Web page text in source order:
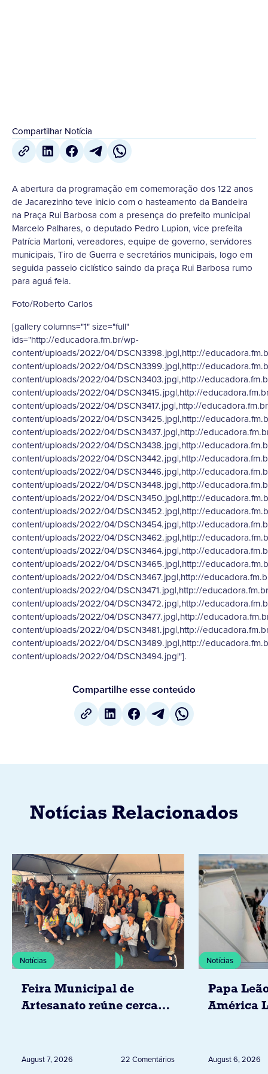
Compartilhar Notícia
A abertura da programação em comemoração dos 122 anos
de Jacarezinho teve inicio com o hasteamento da Bandeira
na Praça Rui Barbosa com a presença do prefeito municipal
Marcelo Palhares, o deputado Pedro Lupion, vice prefeita
Patrícia Martoni, vereadores, equipe de governo, servidores
municipais, Tiro de Guerra e secretários municipais, logo em
seguida passeio ciclístico saindo da praça Rui Barbosa rumo
para aguá feia.
Foto/Roberto Carlos
[gallery columns="1" size="full"
ids="http://educadora.fm.br/wp-
content/uploads/2022/04/DSCN3398.jpg|,http://
content/uploads/2022/04/DSCN3399.jpg|,http://
content/uploads/2022/04/DSCN3403.jpg|,http://
content/uploads/2022/04/DSCN3415.jpg|,http://
content/uploads/2022/04/DSCN3417.jpg|,http://
content/uploads/2022/04/DSCN3425.jpg|,http://
content/uploads/2022/04/DSCN3437.jpg|,http://
content/uploads/2022/04/DSCN3438.jpg|,http://
content/uploads/2022/04/DSCN3442.jpg|,http://
content/uploads/2022/04/DSCN3446.jpg|,http://
content/uploads/2022/04/DSCN3448.jpg|,http://
content/uploads/2022/04/DSCN3450.jpg|,http://
content/uploads/2022/04/DSCN3452.jpg|,http://
content/uploads/2022/04/DSCN3454.jpg|,http://
content/uploads/2022/04/DSCN3462.jpg|,http://
content/uploads/2022/04/DSCN3464.jpg|,http://
content/uploads/2022/04/DSCN3465.jpg|,http://
content/uploads/2022/04/DSCN3467.jpg|,http://
content/uploads/2022/04/DSCN3471.jpg|,http://
content/uploads/2022/04/DSCN3472.jpg|,http://
content/uploads/2022/04/DSCN3477.jpg|,http://
content/uploads/2022/04/DSCN3481.jpg|,http://
content/uploads/2022/04/DSCN3489.jpg|,http://
content/uploads/2022/04/DSCN3494.jpg|"].
Compartilhe esse conteúdo
Notícias Relacionados
Notícias
Feira Municipal de
Artesanato reúne cerca
August 7, 2026 22 Comentários
Notícias
Papa
América
Peru
August 6, 2026